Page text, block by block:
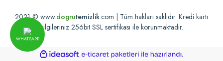
2021 © www.dogrutemizlik.com | Tüm hakları saklıdır. Kredi kartı
bilgileriniz 256bit SSL sertifikası ile korunmaktadır.
WHATSAPP
ideasoft
e-